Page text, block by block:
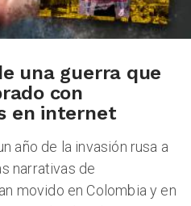
una guerra que
con
en internet
año de la invasión rusa a
narrativas de
movido en Colombia y en